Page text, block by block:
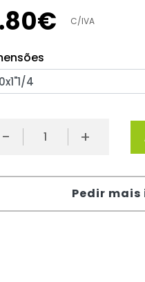
.80€ C/IVA
- +
Pedir